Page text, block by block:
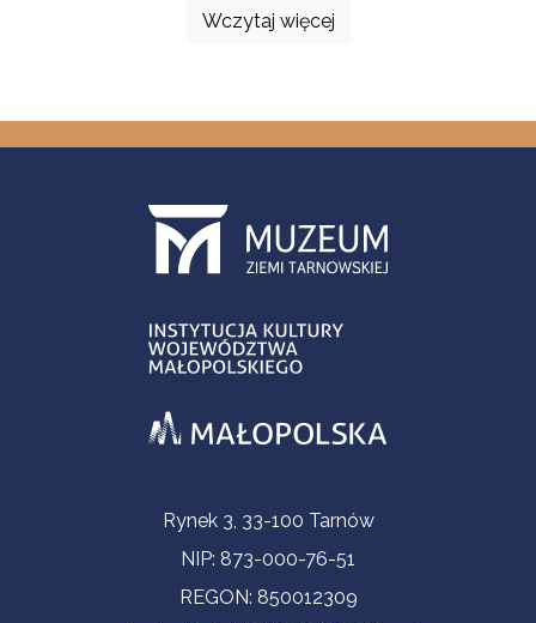
Wczytaj więcej
Informacje kontaktoweRynek 3, 33-100 Tarnów
NIP: 873-000-76-51
REGON: 850012309